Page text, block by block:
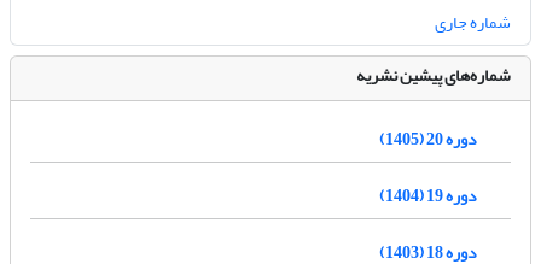
شماره جاری
شماره‌های پیشین نشریه
دوره 20 (1405)
دوره 19 (1404)
دوره 18 (1403)